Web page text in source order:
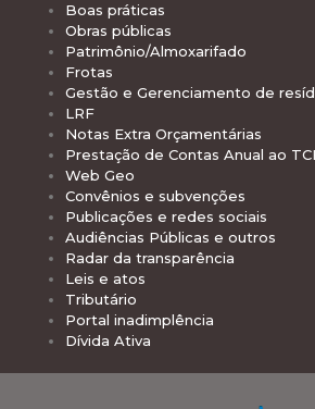
Boas práticas
Obras públicas
Patrimônio/Almoxarifado
Frotas
Gestão e Gerenciamento de
LRF
Notas Extra Orçamentárias
Prestação de Contas Anual ao
Web Geo
Convênios e subvenções
Publicações e redes sociais
Audiências Públicas e outros
Radar da transparência
Leis e atos
Tributário
Portal inadimplência
Dívida Ativa